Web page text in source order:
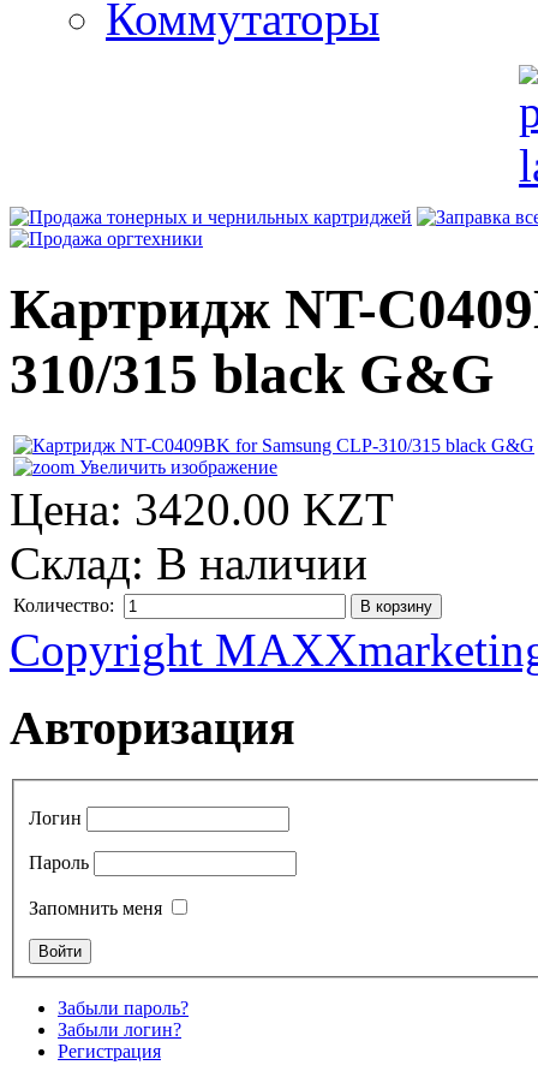
Коммутаторы
Картридж NT-
310/315 black G&G
Увеличить изображение
Цена: 3420.00 KZT
Склад: В наличии
Количество:
Copyright
Авторизация
Логин
Пароль
Запомнить меня
Забыли пароль?
Забыли логин?
Регистрация